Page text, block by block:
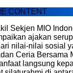
CONTENT
Sekjen MIO
ajakan
nilai-nilai sosial
Ceria Bersama
langsung